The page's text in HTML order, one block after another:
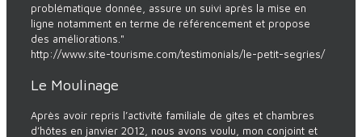
problématique donnée, assure un suivi après la mise en
ligne notamment en terme de référencement et propose
des améliorations."
http://www.site-tourisme.com/testimonials/le-petit-segries/
Le Moulinage
Après avoir repris l’activité familiale de gites et chambres
d’hôtes en janvier 2012, nous avons voulu, mon conjoint et